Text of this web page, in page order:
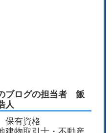
ブログの担当者 飯
人
有資格